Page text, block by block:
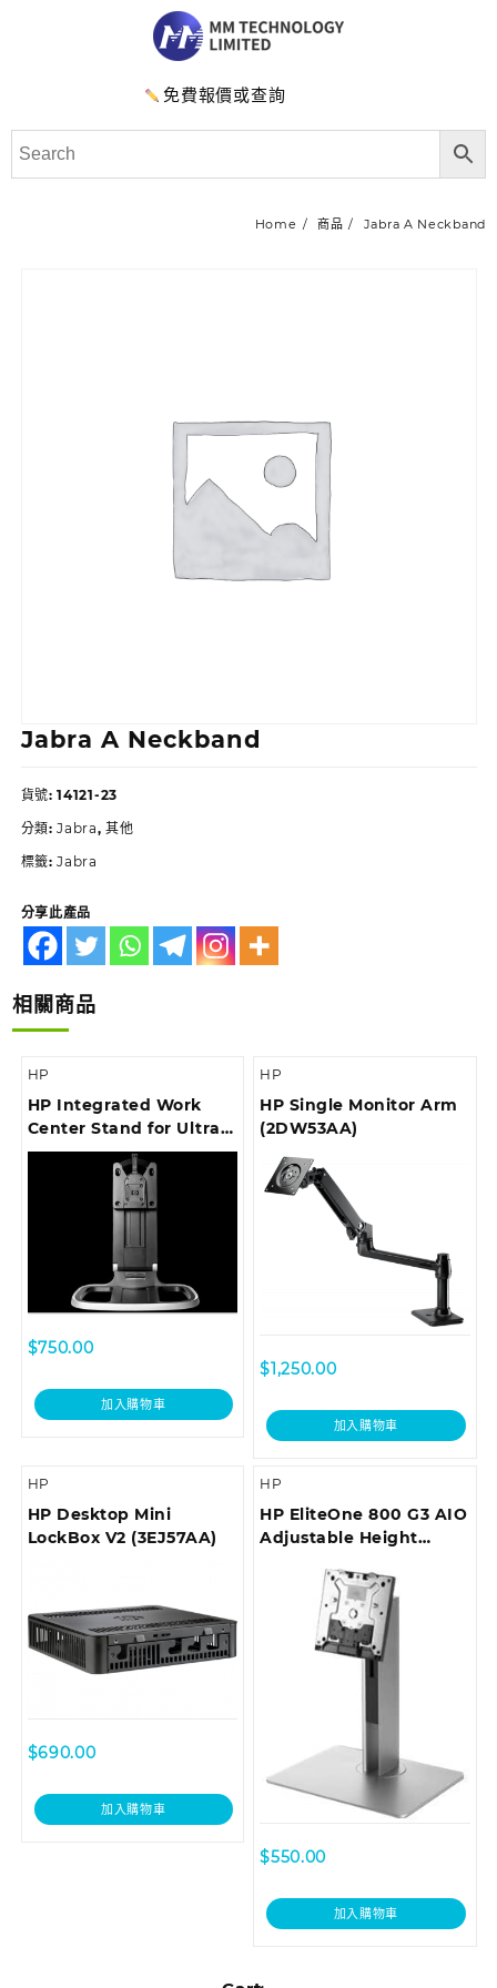
免費報價或查詢
Home 商品 Jabra A Neckband
Jabra A Neckband
貨號:14121-23
分類:Jabra,其他
標籤:Jabra
分享此產品
相關商品
HP
HP Integrated Work
Center Stand for Ultra
Slim Desktop and Thin
Client (E8H16AA)
$750.00
加入購物車
HP
HP Single Monitor Arm
(2DW53AA)
$1,250.00
加入購物車
HP
HP Desktop Mini
LockBox V2 (3EJ57AA)
$690.00
加入購物車
HP
HP EliteOne 800 G3 AIO
Adjustable Height
$550.00
加入購物車